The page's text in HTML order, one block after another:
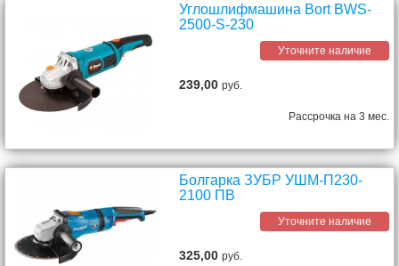
Углошлифмашина Bort BWS-
2500-S-230
Уточните наличие
239,00руб.
Рассрочка на 3 мес.
Болгарка ЗУБР УШМ-П230-
2100 ПВ
Уточните наличие
325,00руб.